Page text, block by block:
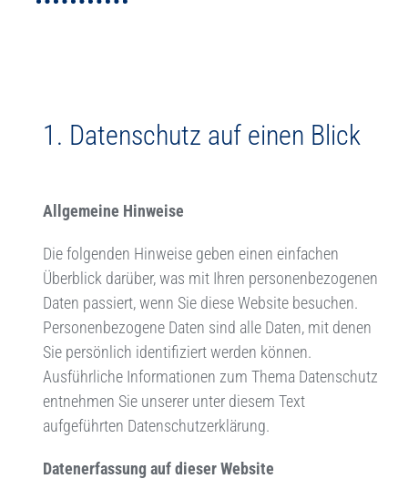
1. Datenschutz auf einen Blick
Allgemeine Hinweise
Die folgenden Hinweise geben einen einfachen
Überblick darüber, was mit Ihren personenbezogenen
Daten passiert, wenn Sie diese Website besuchen.
Personenbezogene Daten sind alle Daten, mit denen
Sie persönlich identifiziert werden können.
Ausführliche Informationen zum Thema Datenschutz
entnehmen Sie unserer unter diesem Text
aufgeführten Datenschutzerklärung.
Datenerfassung auf dieser Website